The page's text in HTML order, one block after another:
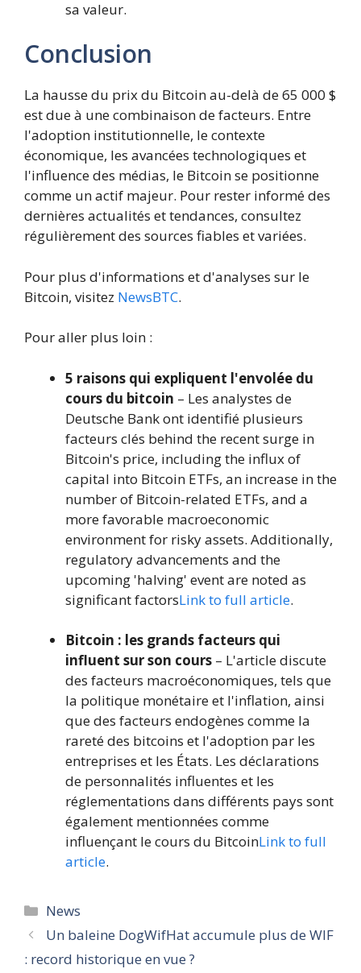
sa valeur.
Conclusion
La hausse du prix du Bitcoin au-delà de 65 000 $
est due à une combinaison de facteurs. Entre
l'adoption institutionnelle, le contexte
économique, les avancées technologiques et
l'influence des médias, le Bitcoin se positionne
comme un actif majeur. Pour rester informé des
dernières actualités et tendances, consultez
régulièrement des sources fiables et variées.
Pour plus d'informations et d'analyses sur le
Bitcoin, visitez NewsBTC.
Pour aller plus loin :
5 raisons qui expliquent l'envolée du
cours du bitcoin – Les analystes de
Deutsche Bank ont identifié plusieurs
facteurs clés behind the recent surge in
Bitcoin's price, including the influx of
capital into Bitcoin ETFs, an increase in the
number of Bitcoin-related ETFs, and a
more favorable macroeconomic
environment for risky assets. Additionally,
regulatory advancements and the
upcoming 'halving' event are noted as
significant factorsLink to full article.
Bitcoin : les grands facteurs qui
influent sur son cours – L'article discute
des facteurs macroéconomiques, tels que
la politique monétaire et l'inflation, ainsi
que des facteurs endogènes comme la
rareté des bitcoins et l'adoption par les
entreprises et les États. Les déclarations
de personnalités influentes et les
réglementations dans différents pays sont
également mentionnées comme
influençant le cours du BitcoinLink to full
article.
Catégories
News
Un baleine DogWifHat accumule plus de WIF
: record historique en vue ?